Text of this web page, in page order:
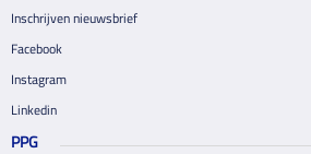
Inschrijven nieuwsbrief
Facebook
Instagram
Linkedin
PPG